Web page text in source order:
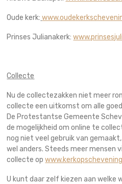
Oude kerk:
Prinses Julianakerk:
Collecte
Nu de collectezakken niet meer
collecte een uitkomst om alle
De Protestantse Gemeente
de mogelijkheid om online te
nog niet veel gebruik van
wel anders. Steeds meer mensen
collecte op
U kunt daar zelf kiezen aan welke